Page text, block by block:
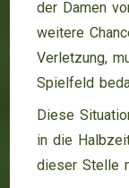
der Damen
weitere
Verletzung,
Spielfeld
Diese
in die
dieser Stelle